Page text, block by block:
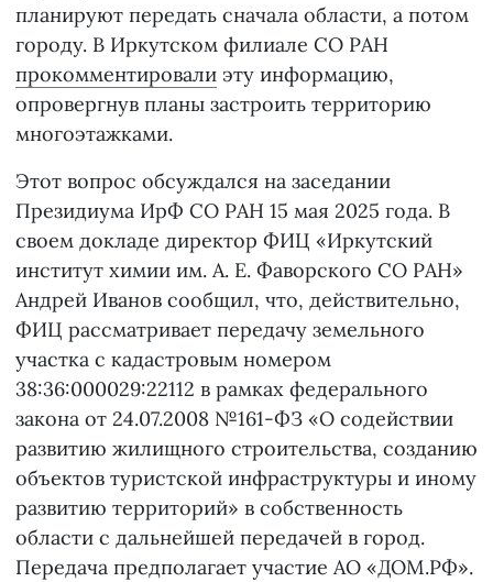
планируют передать сначала области, а потом
городу. В Иркутском филиале СО РАН
прокомментировали эту информацию,
опровергнув планы застроить территорию
многоэтажками.
Этот вопрос обсуждался на заседании
Президиума ИрФ СО РАН 15 мая 2025 года. В
своем докладе директор ФИЦ «Иркутский
институт химии им. А. Е. Фаворского СО РАН»
Андрей Иванов сообщил, что, действительно,
ФИЦ рассматривает передачу земельного
участка с кадастровым номером
38:36:000029:22112 в рамках федерального
закона от 24.07.2008 №161-ФЗ «О содействии
развитию жилищного строительства, созданию
объектов туристской инфраструктуры и иному
развитию территорий» в собственность
области с дальнейшей передачей в город.
Передача предполагает участие АО «ДОМ.РФ».